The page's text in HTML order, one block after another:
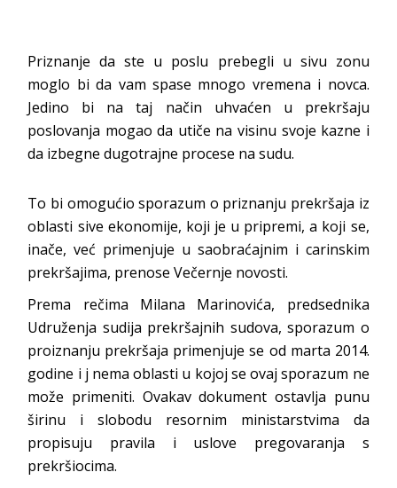
Priznanje da ste u poslu prebegli u sivu zonu
moglo bi da vam spase mnogo vremena i novca.
Jedino bi na taj način uhvaćen u prekršaju
poslovanja mogao da utiče na visinu svoje kazne i
da izbegne dugotrajne procese na sudu.
To bi omogućio sporazum o priznanju prekršaja iz
oblasti sive ekonomije, koji je u pripremi, a koji se,
inače, već primenjuje u saobraćajnim i carinskim
prekršajima, prenose Večernje novosti.
Prema rečima Milana Marinovića, predsednika
Udruženja sudija prekršajnih sudova, sporazum o
proiznanju prekršaja primenjuje se od marta 2014.
godine i j nema oblasti u kojoj se ovaj sporazum ne
može primeniti. Ovakav dokument ostavlja punu
širinu i slobodu resornim ministarstvima da
propisuju pravila i uslove pregovaranja s
prekršiocima.